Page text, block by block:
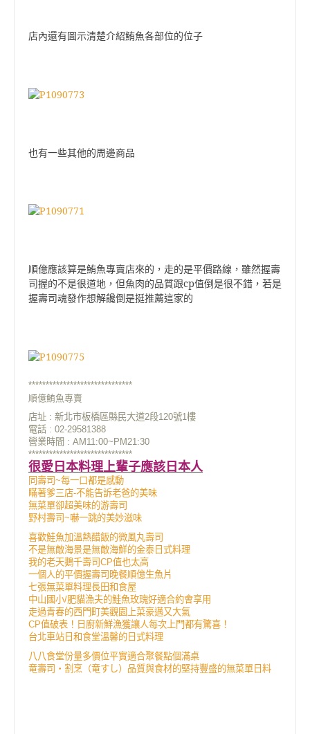
店內還有圖示清楚介紹鮪魚各部位的位子
也有一些其他的周邊商品
順億應該算是鮪魚專賣店來的，走的是平價路線，雖然握壽
司握的不是很道地，但魚肉的品質跟cp值倒是很不錯，若是
握壽司魂發作想解饞倒是挺推薦這家的
******************************
順億鮪魚專賣
店址 : 新北市板橋區縣民大道2段120號1樓
電話 : 02-29581388
營業時間 : AM11:00~PM21:30
******************************
很愛日本料理上輩子應該日本人
同壽司~每一口都是感動
瞞著爹三店-不能告訴老爸的美味
無菜單卻超美味的游壽司
野村壽司~嚇一跳的美妙滋味
喜歡鮭魚加溫熱醋飯的微風丸壽司
不是無敵海景是無敵海鮮的金泰日式料理
我的老天鵝千壽司CP值也太高
一個人的平價握壽司晚餐順億生魚片
七張無菜單料理長田和食屋
中山國小/肥貓漁夫的鮭魚玫瑰好適合約會享用
走過青春的西門町美觀園上菜豪邁又大氣
CP值破表！日廚新鮮漁獲讓人每次上門都有驚喜！
台北車站日和食堂溫馨的日式料理
八八食堂份量多價位平實適合聚餐點個滿桌
竜壽司‧割烹（竜すし）品質與食材的堅持豐盛的無菜單日料